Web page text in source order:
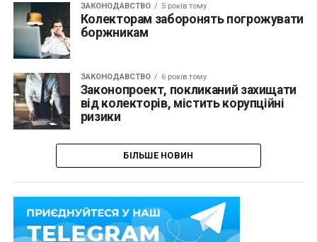
ЗАКОНОДАВСТВО 5 років тому
Колекторам заборонять погрожувати
боржникам
ЗАКОНОДАВСТВО 6 років тому
Законопроект, покликаний захищати
від колекторів, містить корупційні
ризики
БІЛЬШЕ НОВИН